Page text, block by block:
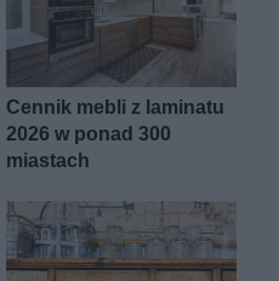
Cennik mebli z laminatu
2026 w ponad 300
miastach